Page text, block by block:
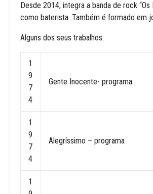
Desde 2014, integra a banda de rock “Os
como baterista. Também é formado em
Alguns dos seus trabalhos:
1
9
7
4
Gente Inocente- programa
1
9
7
4
Alegríssimo – programa
1